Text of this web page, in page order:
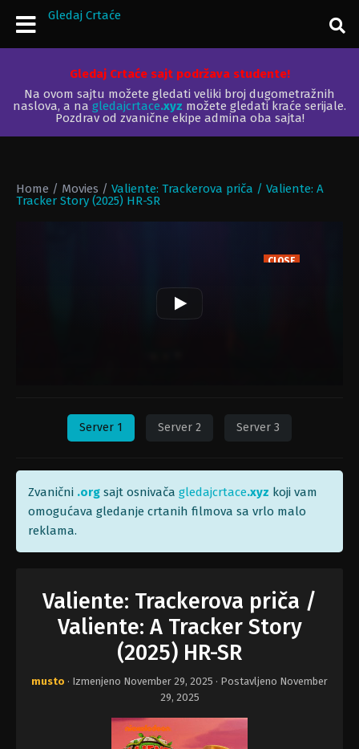
Gledaj Crtaće
Gledaj Crtaće sajt podržava studente!
Na ovom sajtu možete gledati veliki broj dugometražnih
naslova, a na gledajcrtace.xyz možete gledati kraće serijale.
Pozdrav od zvanične ekipe admina oba sajta!
Home / Movies / Valiente: Trackerova priča / Valiente: A
Tracker Story (2025) HR-SR
CLOSE
Server 1 Server 2 Server 3
Zvanični .org sajt osnivača gledajcrtace.xyz koji vam
omogućava gledanje crtanih filmova sa vrlo malo
reklama.
Valiente: Trackerova priča /
Valiente: A Tracker Story
(2025) HR-SR
musto · Izmenjeno November 29, 2025 · Postavljeno November
29, 2025